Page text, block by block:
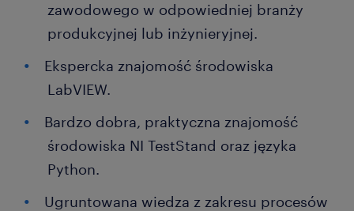
zawodowego w odpowiedniej branży
produkcyjnej lub inżynieryjnej.
Ekspercka znajomość środowiska
LabVIEW.
Bardzo dobra, praktyczna znajomość
środowiska NI TestStand oraz języka
Python.
Ugruntowana wiedza z zakresu procesów